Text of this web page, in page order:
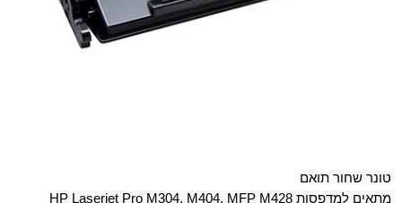
טונר שחור תואם
מתאים למדפסות HP Laserjet Pro M304, M404, MFP M428